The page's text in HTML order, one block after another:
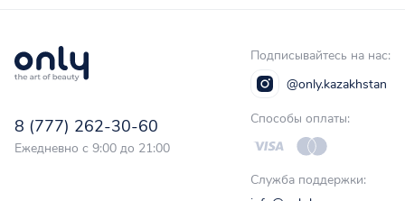
8 (777) 262-30-60
Ежедневно с 9:00 до 21:00
Подписывайтесь на нас:
@only.kazakhstan
Способы оплаты:
Служба поддержки: